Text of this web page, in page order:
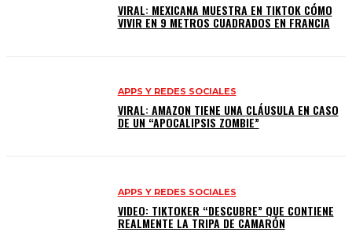
VIRAL: MEXICANA MUESTRA EN TIKTOK CÓMO
VIVIR EN 9 METROS CUADRADOS EN FRANCIA
APPS Y REDES SOCIALES
VIRAL: AMAZON TIENE UNA CLÁUSULA EN CASO
DE UN “APOCALIPSIS ZOMBIE”
APPS Y REDES SOCIALES
VIDEO: TIKTOKER “DESCUBRE” QUE CONTIENE
REALMENTE LA TRIPA DE CAMARÓN